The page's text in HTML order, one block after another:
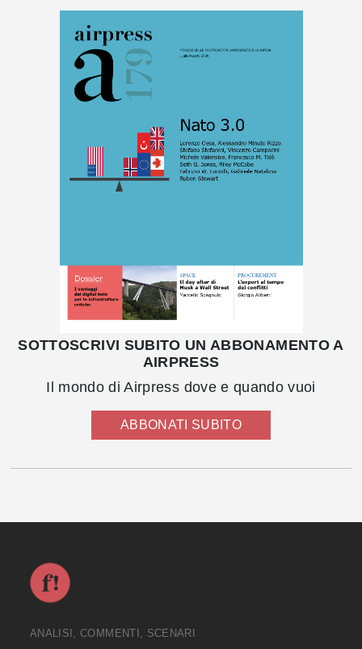
SOTTOSCRIVI SUBITO UN ABBONAMENTO A
AIRPRESS
Il mondo di Airpress dove e quando vuoi
ABBONATI SUBITO
ANALISI, COMMENTI, SCENARI